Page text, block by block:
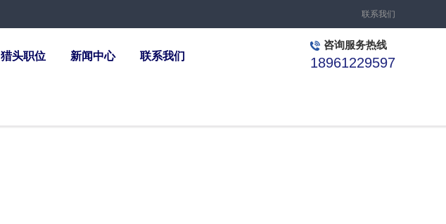
联系我们
猎头职位 新闻中心 联系我们
咨询服务热线
18961229597